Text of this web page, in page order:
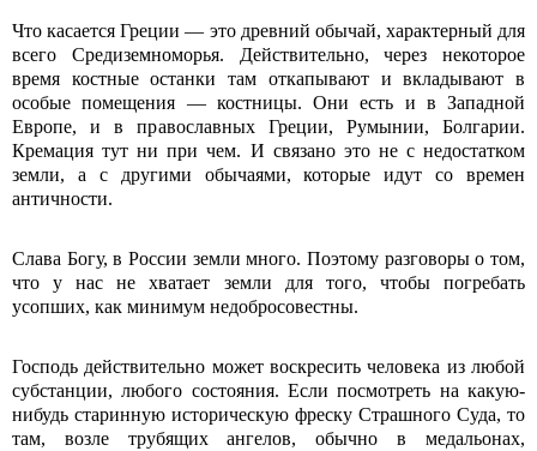
Что касается Греции — это древний обычай, характерный для
всего Средиземноморья. Действительно, через некоторое
время костные останки там откапывают и вкладывают в
особые помещения — костницы. Они есть и в Западной
Европе, и в православных Греции, Румынии, Болгарии.
Кремация тут ни при чем. И связано это не с недостатком
земли, а с другими обычаями, которые идут со времен
античности.
Слава Богу, в России земли много. Поэтому разговоры о том,
что у нас не хватает земли для того, чтобы погребать
усопших, как минимум недобросовестны.
Господь действительно может воскресить человека из любой
субстанции, любого состояния. Если посмотреть на какую-
нибудь старинную историческую фреску Страшного Суда, то
там, возле трубящих ангелов, обычно в медальонах,